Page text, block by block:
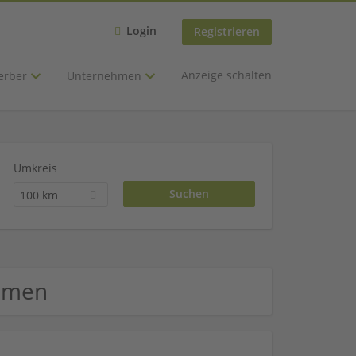
Login Registrieren
Unternehmen Anzeige schalten
Umkreis
100 km